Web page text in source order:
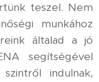
teszel. Nem
munkához
általad a jó
segítségével
indulnak,